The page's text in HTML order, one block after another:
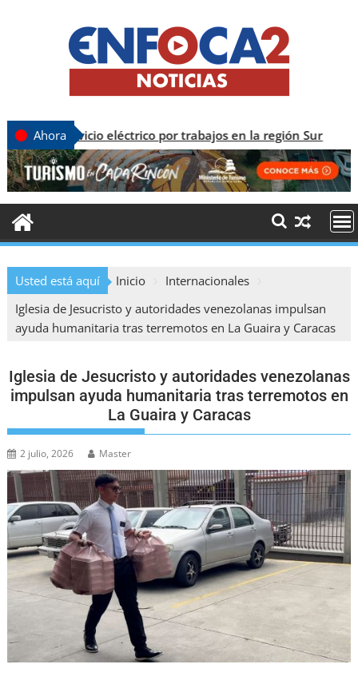
Ahora
eléctrico por trabajos en la región Sur
Usted está aquí Inicio
Internacionales
Iglesia de Jesucristo y autoridades venezolanas impulsan
ayuda humanitaria tras terremotos en La Guaira y Caracas
Iglesia de Jesucristo y autoridades venezolanas
impulsan ayuda humanitaria tras terremotos en
La Guaira y Caracas
2 julio, 2026 Master